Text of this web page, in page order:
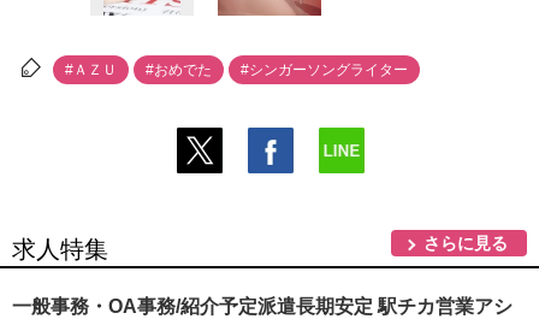
#ＡＺＵ #おめでた #シンガーソングライター
求人特集 さらに見る
一般事務・OA事務/紹介予定派遣長期安定 駅チカ営業アシ